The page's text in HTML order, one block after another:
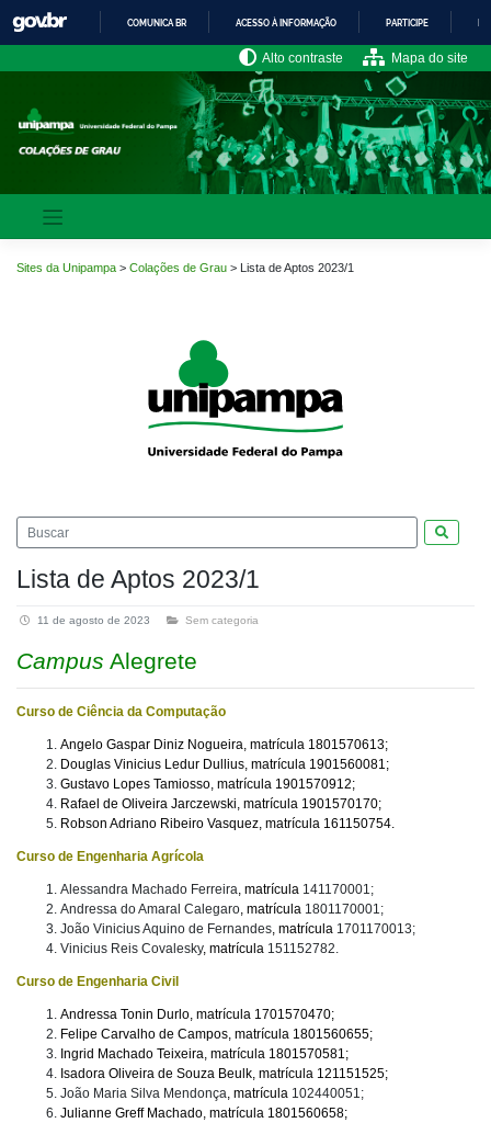
para
o
conteúdo
IR
PARA
O
CONTEÚDO
COMUNICA BR ACESSO À INFORMAÇÃO PARTICIPE
Alto contraste Mapa do site
Sites da Unipampa > Colações de Grau > Lista de Aptos 2023/1
Lista de Aptos 2023/1
11 de agosto de 2023 Sem categoria
Campus Alegrete
Curso de Ciência da Computação
Angelo Gaspar Diniz Nogueira, matrícula 1801570613;
Douglas Vinicius Ledur Dullius, matrícula 1901560081;
Gustavo Lopes Tamiosso, matrícula 1901570912;
Rafael de Oliveira Jarczewski, matrícula 1901570170;
Robson Adriano Ribeiro Vasquez, matrícula 161150754.
Curso de Engenharia Agrícola
Alessandra Machado Ferreira, matrícula 141170001;
Andressa do Amaral Calegaro, matrícula 1801170001;
João Vinicius Aquino de Fernandes, matrícula 1701170013;
Vinicius Reis Covalesky, matrícula 151152782.
Curso de Engenharia Civil
Andressa Tonin Durlo, matrícula 1701570470;
Felipe Carvalho de Campos, matrícula 1801560655;
Ingrid Machado Teixeira, matrícula 1801570581;
Isadora Oliveira de Souza Beulk, matrícula 121151525;
João Maria Silva Mendonça, matrícula 102440051;
Julianne Greff Machado, matrícula 1801560658;